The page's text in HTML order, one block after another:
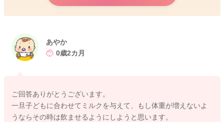
あやか
0歳2カ月
ご回答ありがとうございます。
一旦子どもに合わせてミルクを与えて、もし体重が増えないよ
うならその時は飲ませるようにしようと思います。